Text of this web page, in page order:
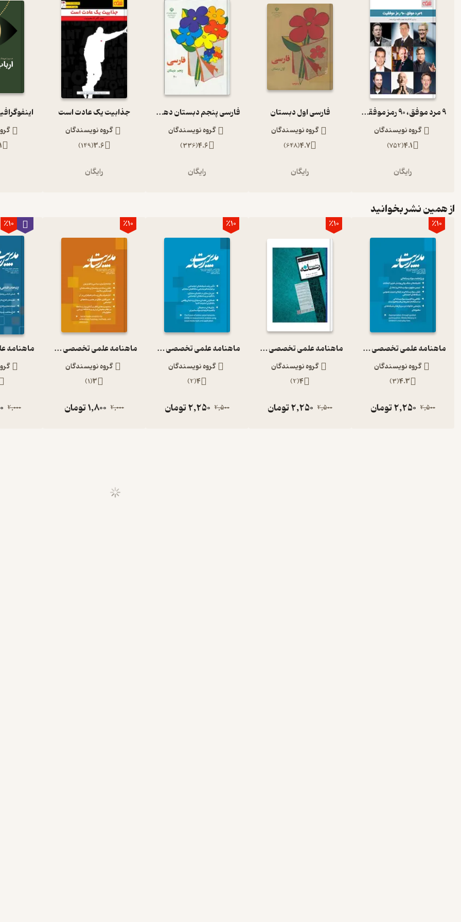
9 مرد موفق، 90 رمز موفقیت
گروه نویسندگان
4.1
(
752
)
رایگان
فارسی اول دبستان
گروه نویسندگان
4.7
(
648
)
رایگان
فارسی پنجم دبستان دهه 60
گروه نویسندگان
4.6
(
336
)
رایگان
جذابیت یک عادت است
گروه نویسندگان
3.6
(
149
)
رایگان
از همین نشر بخوانید
٪10
ماهنامه علمی تخصصی مدیریت رسانه شماره 27
گروه نویسندگان
4.3
(
3
)
2,500
2,250تومان
٪10
ماهنامه علمی تخصصی مدیریت رسانه شماره 1
گروه نویسندگان
4
(
2
)
2,500
2,250تومان
٪10
ماهنامه علمی تخصصی مدیریت رسانه شماره 26
گروه نویسندگان
4
(
2
)
2,500
2,250تومان
٪10
ماهنامه علمی تخصصی مدیریت رسانه شماره 36
گروه نویسندگان
3
(
1
)
2,000
1,800تومان
٪10
2,000